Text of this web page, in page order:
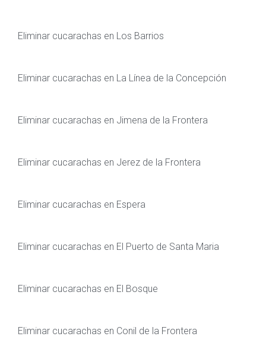
Eliminar cucarachas en Los Barrios
Eliminar cucarachas en La Línea de la Concepción
Eliminar cucarachas en Jimena de la Frontera
Eliminar cucarachas en Jerez de la Frontera
Eliminar cucarachas en Espera
Eliminar cucarachas en El Puerto de Santa Maria
Eliminar cucarachas en El Bosque
Eliminar cucarachas en Conil de la Frontera